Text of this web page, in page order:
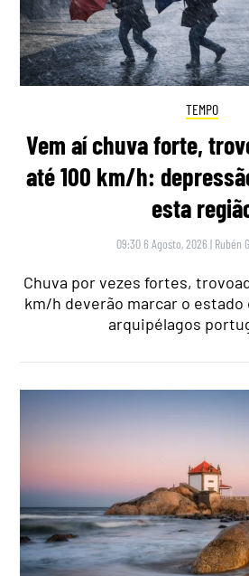
TEMPO
Vem aí chuva forte,
até 100 km/h:
esta
09:30 6 Agosto, 2026 | Rubén
Chuva por vezes fortes,
km/h deverão marcar o
arquipélagos